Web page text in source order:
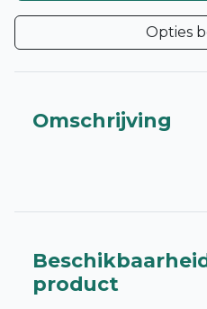
Opties
Omschrijving
product